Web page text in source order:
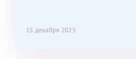
15 декабря 2025